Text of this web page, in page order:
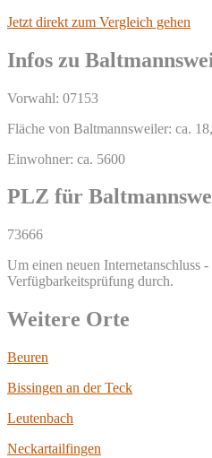
Jetzt direkt zum Vergleich gehen
Infos zu
Vorwahl: 07153
Fläche von Baltmannsweiler: ca.
Einwohner: ca. 5600
PLZ für
73666
Um einen neuen Internetanschluss
Verfügbarkeitsprüfung durch.
Weitere Orte
Beuren
Bissingen an der Teck
Leutenbach
Neckartailfingen